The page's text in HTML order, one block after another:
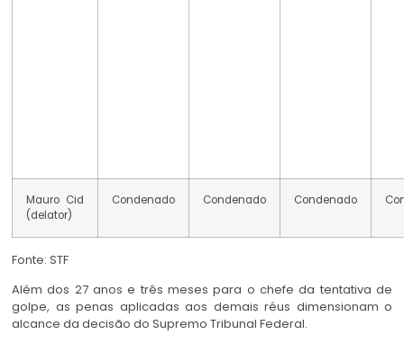
Mauro Cid
(delator)
Condenado Condenado Condenado
Fonte: STF
Além dos 27 anos e três meses para o chefe da tentativa de
golpe, as penas aplicadas aos demais réus dimensionam o
alcance da decisão do Supremo Tribunal Federal.